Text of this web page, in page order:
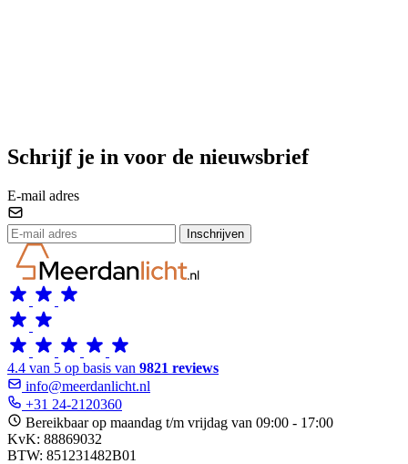
Schrijf je in voor de nieuwsbrief
E-mail adres
Inschrijven
4.4 van 5 op basis van 9821 reviews
info@meerdanlicht.nl
+31 24-2120360
Bereikbaar op maandag t/m vrijdag van 09:00 - 17:00
KvK: 88869032
BTW: 851231482B01